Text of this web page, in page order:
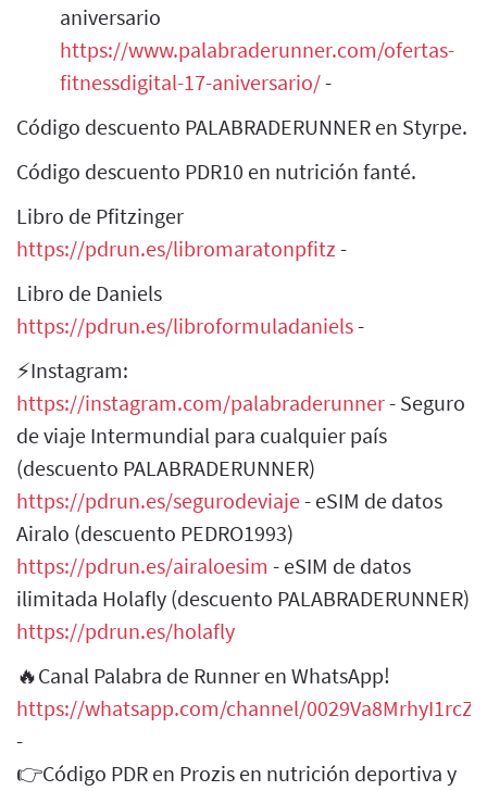
aniversario
https://www.palabraderunner.com/ofertas-
fitnessdigital-17-aniversario/-
Código descuento PALABRADERUNNER en Styrpe.
Código descuento PDR10 en nutrición fanté.
Libro de Pfitzinger
https://pdrun.es/libromaratonpfitz -
Libro de Daniels
https://pdrun.es/libroformuladaniels-
⚡Instagram:
https://instagram.com/palabraderunner- Seguro
de viaje Intermundial para cualquier país
(descuento PALABRADERUNNER)
https://pdrun.es/segurodeviaje- eSIM de datos
Airalo (descuento PEDRO1993)
https://pdrun.es/airaloesim - eSIM de datos
ilimitada Holafly (descuento PALABRADERUNNER)
https://pdrun.es/holafly
🔥Canal Palabra de Runner en WhatsApp!
https://whatsapp.com/channel/
-
👉Código PDR en Prozis en nutrición deportiva y